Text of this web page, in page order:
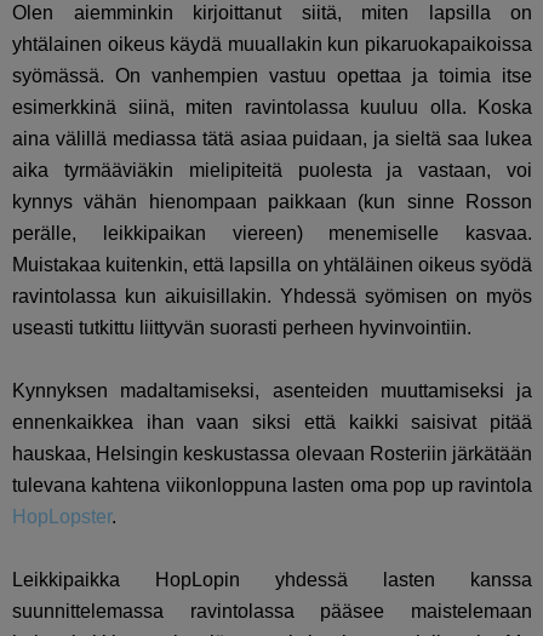
Olen aiemminkin kirjoittanut siitä, miten lapsilla on
yhtälainen oikeus käydä muuallakin kun pikaruokapaikoissa
syömässä. On vanhempien vastuu opettaa ja toimia itse
esimerkkinä siinä, miten ravintolassa kuuluu olla. Koska
aina välillä mediassa tätä asiaa puidaan, ja sieltä saa lukea
aika tyrmääviäkin mielipiteitä puolesta ja vastaan, voi
kynnys vähän hienompaan paikkaan (kun sinne Rosson
perälle, leikkipaikan viereen) menemiselle kasvaa.
Muistakaa kuitenkin, että lapsilla on yhtäläinen oikeus syödä
ravintolassa kun aikuisillakin. Yhdessä syömisen on myös
useasti tutkittu liittyvän suorasti perheen hyvinvointiin.
Kynnyksen madaltamiseksi, asenteiden muuttamiseksi ja
ennenkaikkea ihan vaan siksi että kaikki saisivat pitää
hauskaa, Helsingin keskustassa olevaan Rosteriin järkätään
tulevana kahtena viikonloppuna lasten oma pop up ravintola
HopLopster.
Leikkipaikka HopLopin yhdessä lasten kanssa
suunnittelemassa ravintolassa pääsee maistelemaan